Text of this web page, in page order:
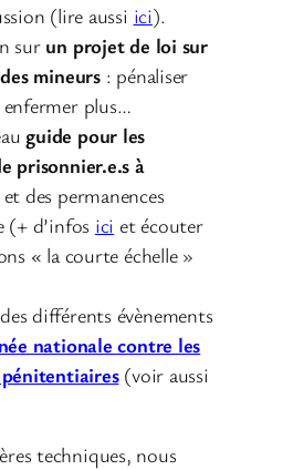
(lire aussi ici).
sur un projet de loi sur
mineurs: pénaliser
plus…
guide pour les
prisonnier.e.s à
et des permanences
(+ d’infos ici et écouter
« la courte échelle »
différents évènements
nationale contre les
(voir aussi
techniques, nous